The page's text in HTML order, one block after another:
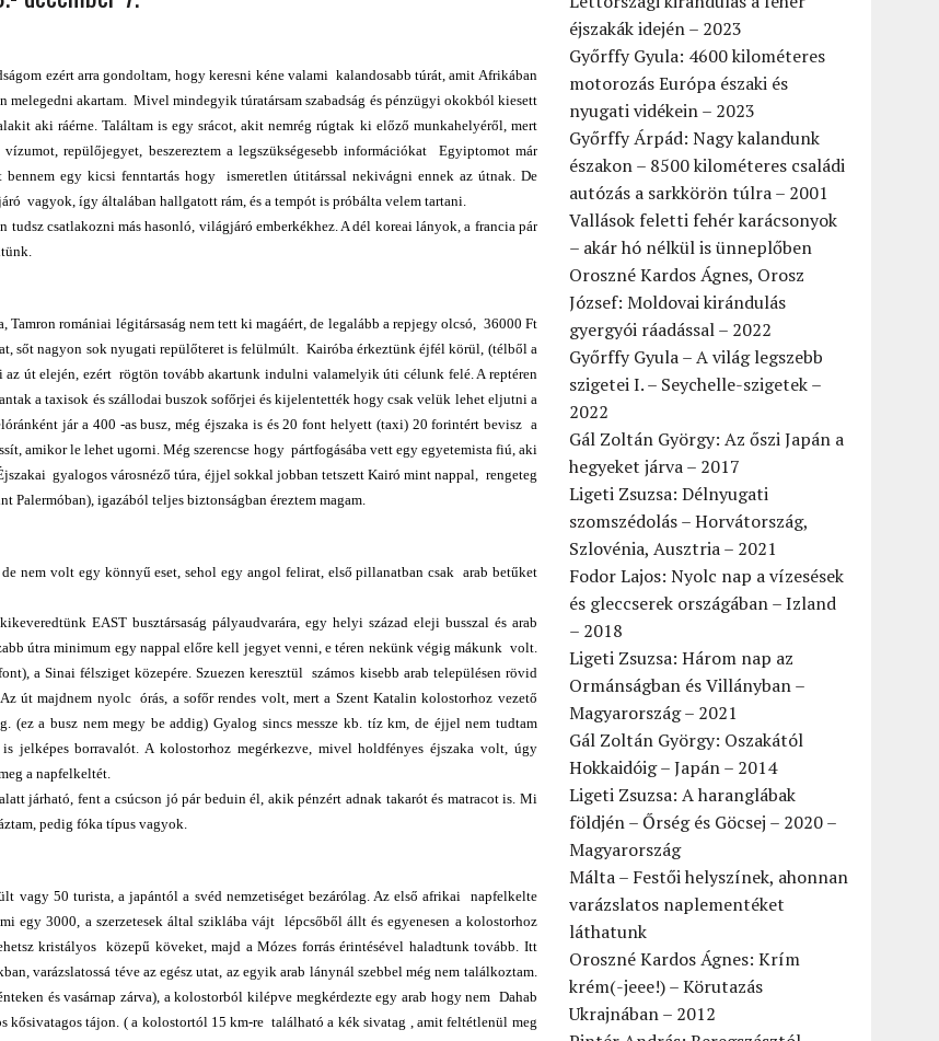
ezért arra gondoltam, hogy keresni kéne valami kalandosabb túrát, amit Afrikában
melegedni akartam. Mivel mindegyik túratársam szabadság és pénzügyi okokból kiesett
aki ráérne. Találtam is egy srácot, akit nemrég rúgtak ki előző munkahelyéről, mert
repülőjegyet, beszereztem a legszükségesebb információkat Egyiptomot már
egy kicsi fenntartás hogy ismeretlen útitárssal nekivágni ennek az útnak. De
vagyok, így általában hallgatott rám, és a tempót is próbálta velem tartani.
csatlakozni más hasonló, világjáró emberkékhez. A dél koreai lányok, a francia pár
romániai légitársaság nem tett ki magáért, de legalább a repjegy olcsó, 36000 Ft
sőt nagyon sok nyugati repülőteret is felülmúlt. Kairóba érkeztünk éjfél körül, (télből a
út elején, ezért rögtön tovább akartunk indulni valamelyik úti célunk felé. A reptéren
a taxisok és szállodai buszok sofőrjei és kijelentették hogy csak velük lehet eljutni a
jár a 400 -as busz, még éjszaka is és 20 font helyett (taxi) 20 forintért bevisz a
amikor le lehet ugorni. Még szerencse hogy pártfogásába vett egy egyetemista fiú, aki
gyalogos városnéző túra, éjjel sokkal jobban tetszett Kairó mint nappal, rengeteg
igazából teljes biztonságban éreztem magam.
nem volt egy könnyű eset, sehol egy angol felirat, első pillanatban csak arab betűket
EAST busztársaság pályaudvarára, egy helyi század eleji busszal és arab
útra minimum egy nappal előre kell jegyet venni, e téren nekünk végig mákunk volt.
a Sinai félsziget közepére. Szuezen keresztül számos kisebb arab településen rövid
út majdnem nyolc órás, a sofőr rendes volt, mert a Szent Katalin kolostorhoz vezető
a busz nem megy be addig) Gyalog sincs messze kb. tíz km, de éjjel nem tudtam
borravalót. A kolostorhoz megérkezve, mivel holdfényes éjszaka volt, úgy
a napfelkeltét.
járható, fent a csúcson jó pár beduin él, akik pénzért adnak takarót és matracot is. Mi
pedig fóka típus vagyok.
vagy 50 turista, a japántól a svéd nemzetiséget bezárólag. Az első afrikai napfelkelte
egy 3000, a szerzetesek által sziklába vájt lépcsőből állt és egyenesen a kolostorhoz
kristályos közepű köveket, majd a Mózes forrás érintésével haladtunk tovább. Itt
varázslatossá téve az egész utat, az egyik arab lánynál szebbel még nem találkoztam.
és vasárnap zárva), a kolostorból kilépve megkérdezte egy arab hogy nem Dahab
kősivatagos tájon. ( a kolostortól 15 km-re található a kék sivatag , amit feltétlenül meg
éjszakák idején – 2023
Győrffy Gyula: 4600 kilométeres
motorozás Európa északi és
nyugati vidékein – 2023
Győrffy Árpád: Nagy kalandunk
északon – 8500 kilométeres családi
autózás a sarkkörön túlra – 2001
Vallások feletti fehér karácsonyok
– akár hó nélkül is ünneplőben
Oroszné Kardos Ágnes, Orosz
József: Moldovai kirándulás
gyergyói ráadással – 2022
Győrffy Gyula – A világ legszebb
szigetei I. – Seychelle-szigetek –
2022
Gál Zoltán György: Az őszi Japán a
hegyeket járva – 2017
Ligeti Zsuzsa: Délnyugati
szomszédolás – Horvátország,
Szlovénia, Ausztria – 2021
Fodor Lajos: Nyolc nap a vízesések
és gleccserek országában – Izland
– 2018
Ligeti Zsuzsa: Három nap az
Ormánságban és Villányban –
Magyarország – 2021
Gál Zoltán György: Oszakától
Hokkaidóig – Japán – 2014
Ligeti Zsuzsa: A haranglábak
földjén – Őrség és Göcsej – 2020 –
Magyarország
Málta – Festői helyszínek, ahonnan
varázslatos naplementéket
láthatunk
Oroszné Kardos Ágnes: Krím
krém(-jeee!) – Körutazás
Ukrajnában – 2012